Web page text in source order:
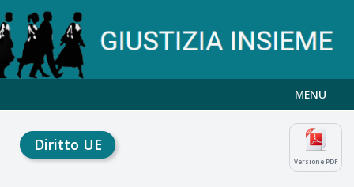
MENU
Versione PDF
Diritto UE